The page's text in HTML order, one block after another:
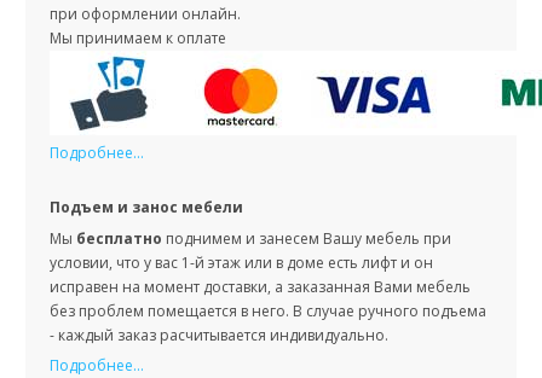
при оформлении онлайн.
Мы принимаем к оплате
Подробнее...
Подъем и занос мебели
Мы бесплатно поднимем и занесем Вашу мебель при
условии, что у вас 1-й этаж или в доме есть лифт и он
исправен на момент доставки, а заказанная Вами мебель
без проблем помещается в него. В случае ручного подъема
- каждый заказ расчитывается индивидуально.
Подробнее...